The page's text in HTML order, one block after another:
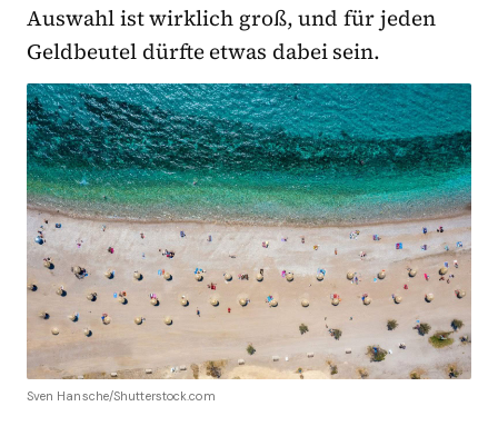
Auswahl ist wirklich groß, und für jeden
Geldbeutel dürfte etwas dabei sein.
Sven Hansche/Shutterstock.com